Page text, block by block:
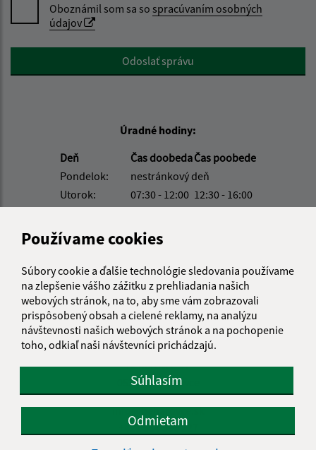
Používame cookies
Súbory cookie a ďalšie technológie sledovania používame
na zlepšenie vášho zážitku z prehliadania našich
webových stránok, na to, aby sme vám zobrazovali
prispôsobený obsah a cielené reklamy, na analýzu
návštevnosti našich webových stránok a na pochopenie
toho, odkiaľ naši návštevníci prichádzajú.
Súhlasím
Odmietam
Oboznámil som sa so spracúvaním osobných
údajov
Google reCaptcha ResponseOdoslať správu
Úradné hodiny:
Deň
Čas doobedaČas poobede
Pondelok:
nestránkový deň
Utorok:
07:30 - 12:00 12:30 - 16:00
Štvrtok:
07:30 - 12:00
Piatok:
nestránkový deň
Obedňajšia prestávka:12:00 - 12:30
Kontakt:
Obecný úrad Beharovce
Beharovce 57
053 05 Beharovce
info@beharovce.sk
+421 534 596 227